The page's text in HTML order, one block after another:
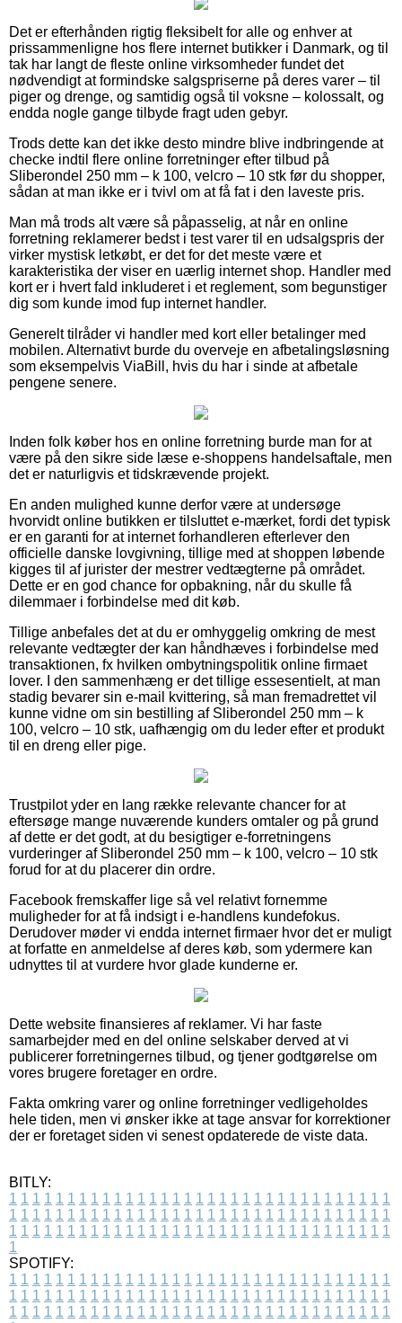
Det er efterhånden rigtig fleksibelt for alle og enhver at
prissammenligne hos flere internet butikker i Danmark, og til
tak har langt de fleste online virksomheder fundet det
nødvendigt at formindske salgspriserne på deres varer – til
piger og drenge, og samtidig også til voksne – kolossalt, og
endda nogle gange tilbyde fragt uden gebyr.
Trods dette kan det ikke desto mindre blive indbringende at
checke indtil flere online forretninger efter tilbud på
Sliberondel 250 mm – k 100, velcro – 10 stk før du shopper,
sådan at man ikke er i tvivl om at få fat i den laveste pris.
Man må trods alt være så påpasselig, at når en online
forretning reklamerer bedst i test varer til en udsalgspris der
virker mystisk letkøbt, er det for det meste være et
karakteristika der viser en uærlig internet shop. Handler med
kort er i hvert fald inkluderet i et reglement, som begunstiger
dig som kunde imod fup internet handler.
Generelt tilråder vi handler med kort eller betalinger med
mobilen. Alternativt burde du overveje en afbetalingsløsning
som eksempelvis ViaBill, hvis du har i sinde at afbetale
pengene senere.
Inden folk køber hos en online forretning burde man for at
være på den sikre side læse e-shoppens handelsaftale, men
det er naturligvis et tidskrævende projekt.
En anden mulighed kunne derfor være at undersøge
hvorvidt online butikken er tilsluttet e-mærket, fordi det typisk
er en garanti for at internet forhandleren efterlever den
officielle danske lovgivning, tillige med at shoppen løbende
kigges til af jurister der mestrer vedtægterne på området.
Dette er en god chance for opbakning, når du skulle få
dilemmaer i forbindelse med dit køb.
Tillige anbefales det at du er omhyggelig omkring de mest
relevante vedtægter der kan håndhæves i forbindelse med
transaktionen, fx hvilken ombytningspolitik online firmaet
lover. I den sammenhæng er det tillige essesentielt, at man
stadig bevarer sin e-mail kvittering, så man fremadrettet vil
kunne vidne om sin bestilling af Sliberondel 250 mm – k
100, velcro – 10 stk, uafhængig om du leder efter et produkt
til en dreng eller pige.
Trustpilot yder en lang række relevante chancer for at
eftersøge mange nuværende kunders omtaler og på grund
af dette er det godt, at du besigtiger e-forretningens
vurderinger af Sliberondel 250 mm – k 100, velcro – 10 stk
forud for at du placerer din ordre.
Facebook fremskaffer lige så vel relativt fornemme
muligheder for at få indsigt i e-handlens kundefokus.
Derudover møder vi endda internet firmaer hvor det er muligt
at forfatte en anmeldelse af deres køb, som ydermere kan
udnyttes til at vurdere hvor glade kunderne er.
Dette website finansieres af reklamer. Vi har faste
samarbejder med en del online selskaber derved at vi
publicerer forretningernes tilbud, og tjener godtgørelse om
vores brugere foretager en ordre.
Fakta omkring varer og online forretninger vedligeholdes
hele tiden, men vi ønsker ikke at tage ansvar for korrektioner
der er foretaget siden vi senest opdaterede de viste data.
BITLY:
1 1 1 1 1 1 1 1 1 1 1 1 1 1 1 1 1 1 1 1 1 1 1 1 1 1 1 1 1 1 1 1 1
1 1 1 1 1 1 1 1 1 1 1 1 1 1 1 1 1 1 1 1 1 1 1 1 1 1 1 1 1 1 1 1 1
1 1 1 1 1 1 1 1 1 1 1 1 1 1 1 1 1 1 1 1 1 1 1 1 1 1 1 1 1 1 1 1 1
1
SPOTIFY:
1 1 1 1 1 1 1 1 1 1 1 1 1 1 1 1 1 1 1 1 1 1 1 1 1 1 1 1 1 1 1 1 1
1 1 1 1 1 1 1 1 1 1 1 1 1 1 1 1 1 1 1 1 1 1 1 1 1 1 1 1 1 1 1 1 1
1 1 1 1 1 1 1 1 1 1 1 1 1 1 1 1 1 1 1 1 1 1 1 1 1 1 1 1 1 1 1 1 1